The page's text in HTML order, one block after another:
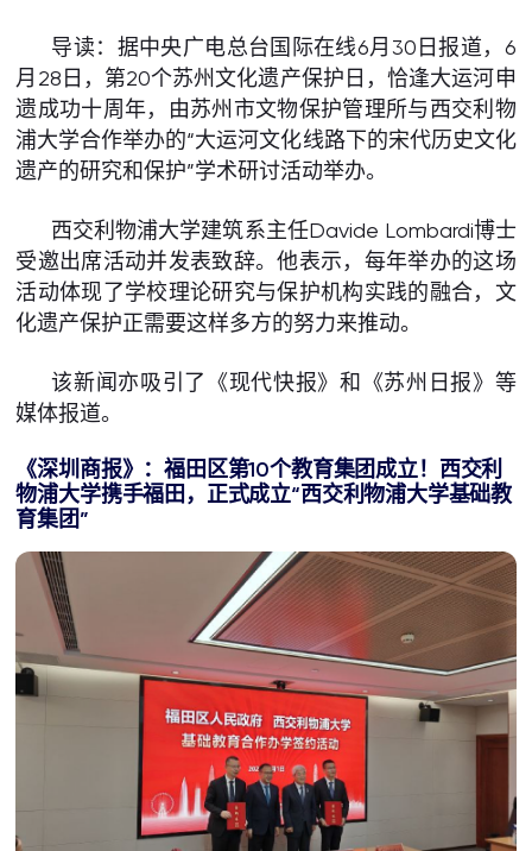
导读：据中央广电总台国际在线6月30日报道，6
月28日，第20个苏州文化遗产保护日，恰逢大运河申
遗成功十周年，由苏州市文物保护管理所与西交利物
浦大学合作举办的“大运河文化线路下的宋代历史文化
遗产的研究和保护”学术研讨活动举办。
西交利物浦大学建筑系主任Davide Lombardi博士
受邀出席活动并发表致辞。他表示，每年举办的这场
活动体现了学校理论研究与保护机构实践的融合，文
化遗产保护正需要这样多方的努力来推动。
该新闻亦吸引了《现代快报》和《苏州日报》等
媒体报道。
《深圳商报》 ：福田区第10个教育集团成立！西交利
物浦大学携手福田，正式成立“西交利物浦大学基础教
育集团”